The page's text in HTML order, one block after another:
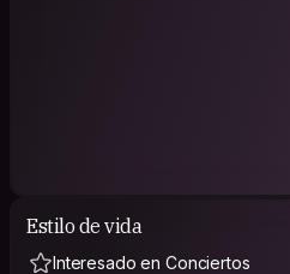
Estilo de vida
Interesado en Conciertos